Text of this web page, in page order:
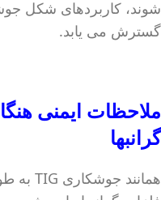
گسترش می یابد.
گرانبها